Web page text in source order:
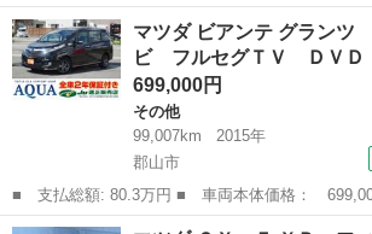
名： マツダ ■ 車種名： ラピュタ ■ グレ
電動格納ミラー ＡＴ ＣＤ エアコン ■ 排気
枚数：...
福島 西白河郡 その他
マツダ ビアンテ グラン
ビ フルセグＴＶ ＤＶ
699,000円
その他
99,007km
2015年
郡山市
■ 支払総額: 80.3万円 ■ 車両本体価格： 699,000 円 ■ メーカー
名： マツダ ■ 車種名： ビアンテ ■ グレー
福島 郡山市 その他